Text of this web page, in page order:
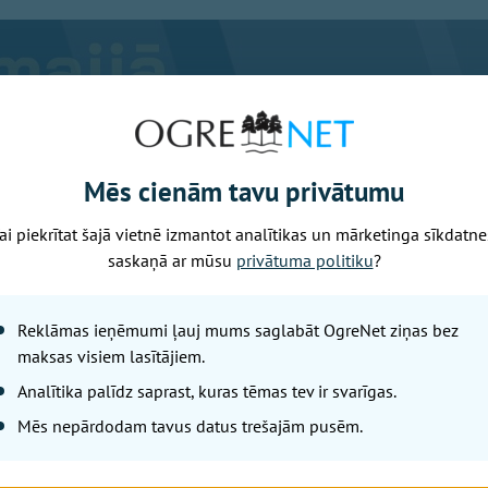
Mēs cienām tavu privātumu
piekrītat šajā vietnē izmantot analītikas un mārketinga
saskaņā ar mūsu privātuma politiku?
Reklāmas ieņēmumi ļauj mums saglabāt OgreNet ziņas bez
maksas visiem lasītājiem.
Analītika palīdz saprast, kuras tēmas tev ir svarīgas.
Mēs nepārdodam tavus datus trešajām pusēm.